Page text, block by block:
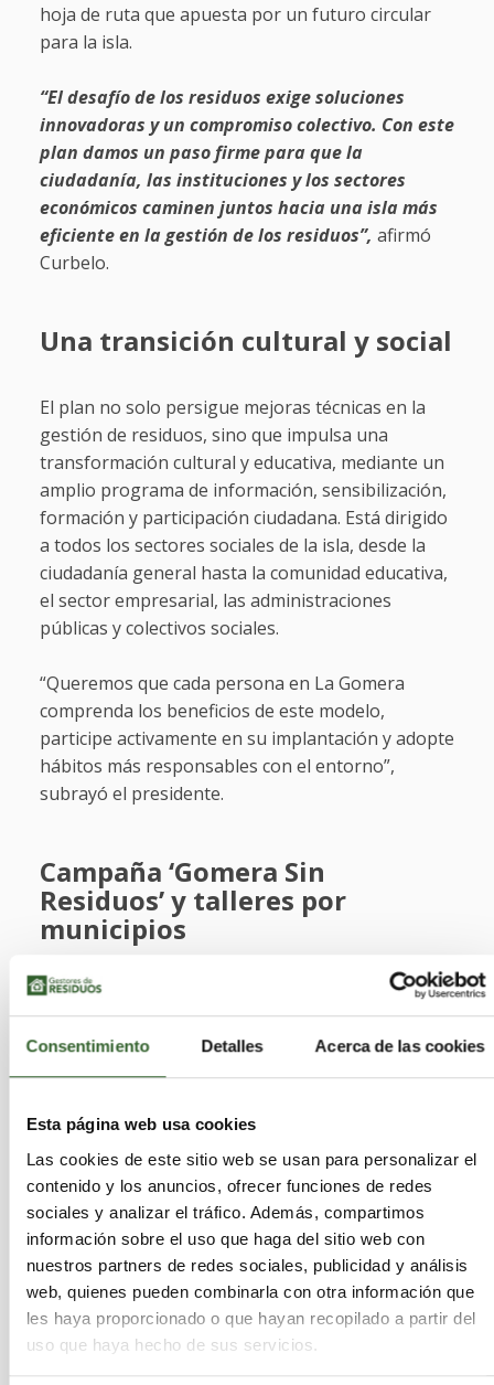
Consentimiento Detalles Acerca de las cookies
Esta página web usa cookies
Las cookies de este sitio web se usan para personalizar el
contenido y los anuncios, ofrecer funciones de redes
sociales y analizar el tráfico. Además, compartimos
información sobre el uso que haga del sitio web con
nuestros partners de redes sociales, publicidad y análisis
web, quienes pueden combinarla con otra información que
les haya proporcionado o que hayan recopilado a partir del
uso que haya hecho de sus servicios.
hoja de ruta que apuesta por un futuro circular
para la isla.
“El desafío de los residuos exige soluciones
innovadoras y un compromiso colectivo. Con este
plan damos un paso firme para que la
ciudadanía, las instituciones y los sectores
económicos caminen juntos hacia una isla más
eficiente en la gestión de los residuos”, afirmó
Curbelo.
Una transición cultural y social
El plan no solo persigue mejoras técnicas en la
gestión de residuos, sino que impulsa una
transformación cultural y educativa, mediante un
amplio programa de información, sensibilización,
formación y participación ciudadana. Está dirigido
a todos los sectores sociales de la isla, desde la
ciudadanía general hasta la comunidad educativa,
el sector empresarial, las administraciones
públicas y colectivos sociales.
“Queremos que cada persona en La Gomera
comprenda los beneficios de este modelo,
participe activamente en su implantación y adopte
hábitos más responsables con el entorno”,
subrayó el presidente.
Campaña ‘Gomera Sin
Residuos’ y talleres por
municipios
Bajo el lema ‘Gomera Sin Residuos’, se desplegará
una estrategia de comunicación multicanal que
incluirá materiales divulgativos, acciones en
espacios públicos, redes sociales y medios locales.
El programa contempla talleres formativos en
todos los municipios, con temáticas como
compostaje doméstico,separación de
residuos y reducción del desperdicio
alimentario.Asimismo, se celebrará una Semana
Temática del Reciclaje, que aglutinará estas
actividades, garantizando su impacto y visibilidad
en el territorio.